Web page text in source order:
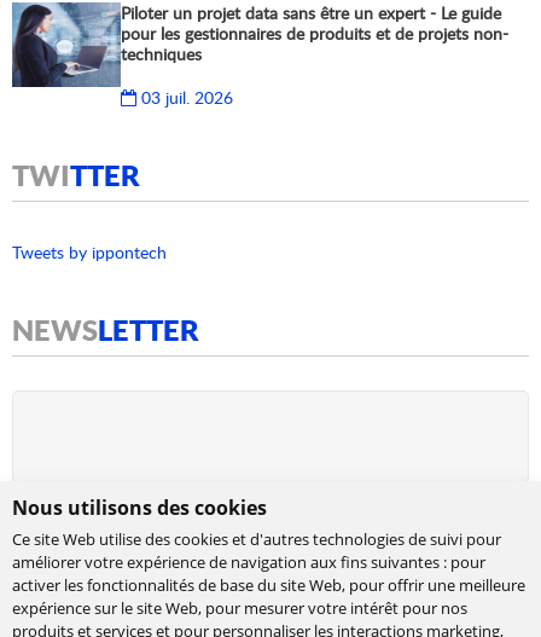
Nous utilisons des cookies
Ce site Web utilise des cookies et d'autres technologies de suivi pour
améliorer votre expérience de navigation aux fins suivantes : pour
activer les fonctionnalités de base du site Web, pour offrir une meilleure
expérience sur le site Web, pour mesurer votre intérêt pour nos
produits et services et pour personnaliser les interactions marketing,
Piloter un projet data sans être un expert - Le guide
pour les gestionnaires de produits et de projets non-
techniques
03 juil. 2026
TWITTER
Tweets by ippontech
NEWSLETTER